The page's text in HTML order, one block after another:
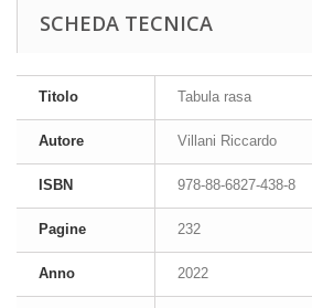
SCHEDA TECNICA
Titolo Tabula rasa
Autore Villani Riccardo
ISBN 978-88-6827-438-8
Pagine 232
Anno 2022